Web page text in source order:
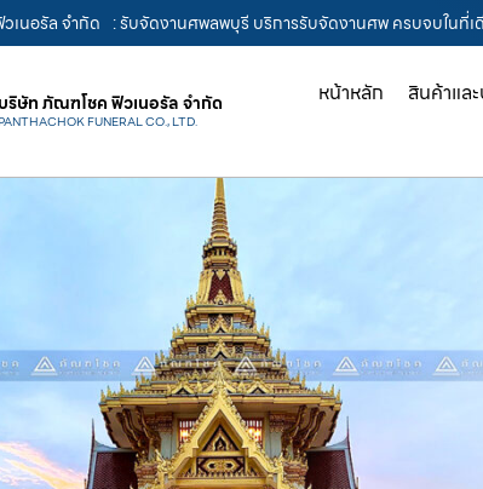
เนอรัล จำกัด : รับจัดงานศพลพบุรี บริการรับจัดงานศพ ครบจบในที่เ
บริษัท ภัณฑโชค ฟิวเนอรัล จำกัด
FUNERAL CO., LTD.
หน้าหลัก สินค้าแล